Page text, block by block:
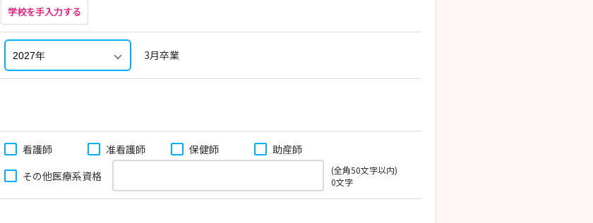
学校を手入力する
3月卒業
看護師 准看護師 保健師
助産師
その他医療系資格
(全角50文字以内)
0文字